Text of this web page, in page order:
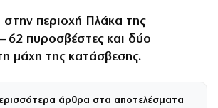
περιοχή Πλάκα της
62 πυροσβέστες και δύο
μάχη της κατάσβεσης.
άρθρα στα αποτελέσματα